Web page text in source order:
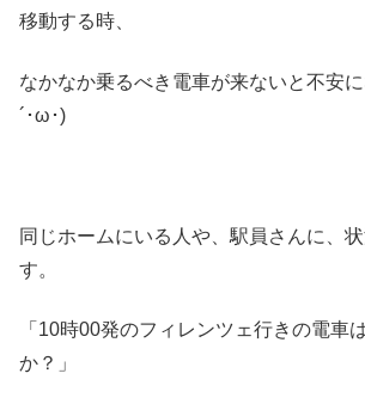
移動する時、
なかなか乗るべき電車が来ないと不安
´･ω･)
同じホームにいる人や、駅員さんに、
す。
「10時00発のフィレンツェ行きの電車
か？」